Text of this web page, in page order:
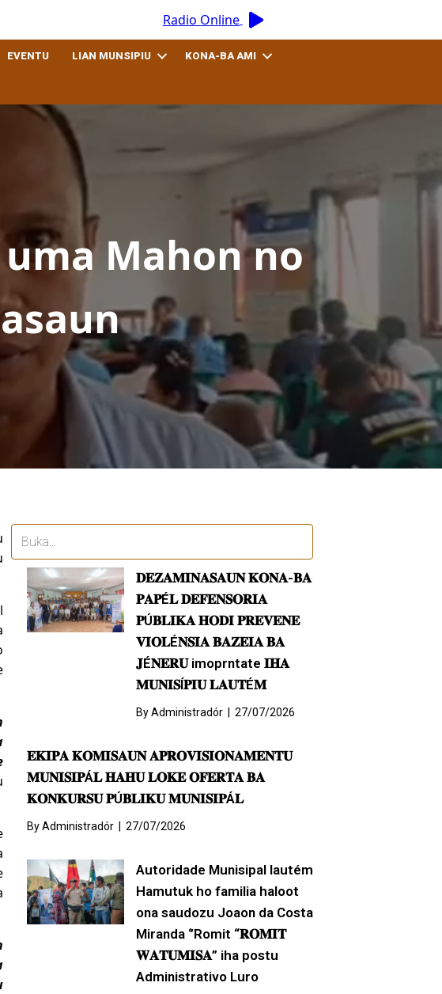
Radio Online
EVENTU LIAN MUNSIPIU KONA-BA AMI
Mahon no
𝐃𝐄𝐙𝐀𝐌𝐈𝐍𝐀𝐒𝐀𝐔𝐍 𝐊𝐎𝐍𝐀-𝐁𝐀
𝐏𝐀𝐏É𝐋 𝐃𝐄𝐅𝐄𝐍𝐒𝐎𝐑𝐈𝐀
𝐏Ú𝐁𝐋𝐈𝐊𝐀 𝐇𝐎𝐃𝐈 𝐏𝐑𝐄𝐕𝐄𝐍𝐄
𝐕𝐈𝐎𝐋É𝐍𝐒𝐈𝐀 𝐁𝐀𝐙𝐄𝐈𝐀 𝐁𝐀
𝐉É𝐍𝐄𝐑𝐔 imoprntate 𝐈𝐇𝐀
𝐌𝐔𝐍𝐈𝐒Í𝐏𝐈𝐔 𝐋𝐀𝐔𝐓É𝐌
ByAdministradór 27/07/2026
𝐄𝐊𝐈𝐏𝐀 𝐊𝐎𝐌𝐈𝐒𝐀𝐔𝐍 𝐀𝐏𝐑𝐎𝐕𝐈𝐒𝐈𝐎𝐍𝐀𝐌𝐄𝐍𝐓𝐔
𝐌𝐔𝐍𝐈𝐒𝐈𝐏Á𝐋 𝐇𝐀𝐇𝐔 𝐋𝐎𝐊𝐄 𝐎𝐅𝐄𝐑𝐓𝐀 𝐁𝐀
𝐊𝐎𝐍𝐊𝐔𝐑𝐒𝐔 𝐏Ú𝐁𝐋𝐈𝐊𝐔 𝐌𝐔𝐍𝐈𝐒𝐈𝐏Á𝐋
ByAdministradór 27/07/2026
Autoridade Munisipal lautém
Hamutuk ho familia haloot
ona saudozu Joaon da Costa
Miranda ‘’Romit “𝐑𝐎𝐌𝐈𝐓
𝐖𝐀𝐓𝐔𝐌𝐈𝐒𝐀” iha postu
Administrativo Luro